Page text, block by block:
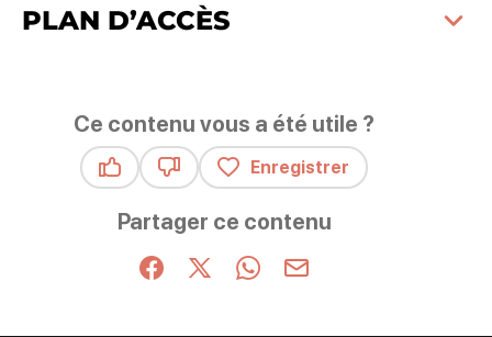
PLAN D’ACCÈS
Ce contenu vous a été utile ?
Enregistrer
Partager ce contenu
Partager sur Facebook (nouvelle fenêtre)
Partager sur X / Twitter (nouvelle
Partager sur WhatsApp
Partager par mail